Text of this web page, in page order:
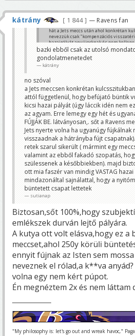
kátrány 1 844 — Ravens fan
hát a Jets meccs után ahol konkrétan
nevezzük csak "kompenzációs
hazaipályát anyújorknak és nem
Falkó 4000-et még mindig tartya
sutianap
bazki ebből csak az utolsó
gondolatmenetedet
kátrány
no szóval
a Jets meccsen konkrétan
attól függetlenül, hogy befújató büntik
kicsi hazai pályát (úgy láccik idén nem
az agyam. Erre lemegy egy hét és
FÚJJÁK BE. látványosan,. sőt a Ravens
Jets nyerte volna ha ugyanúgy
visszaadnak a hátrányba fújt
retek szarul sikerült ( mármint egy
valamint az ebből fakadó szopatás,
szülessenek a későbbiekben). majd
ott mia faszér van mindig VASTAG
mindazonáltal sajnálattal, hogy a
büntetett csapat lettetek
sutianap
Biztosan,sőt 100%,hogy
emlékszek durván lejtő pályára.
A kutya ott volt elásva,hogy ez a
meccset,ahol 250y körüli
ennyit fújnak az Isten sem
neveznek el rólad,a k**va
volna egy nem kért púpot.
Én megnéztem 2x és nem
"My philosophy is: let's go out and wreak havoc,"